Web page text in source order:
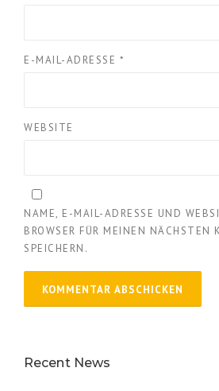
E-MAIL-ADRESSE *
WEBSITE
NAME, E-MAIL-ADRESSE UND
BROWSER FÜR MEINEN NÄCHSTEN
SPEICHERN.
Recent News